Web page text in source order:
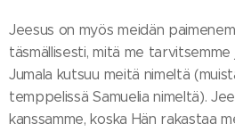
Jeesus on myös meidän
täsmällisesti, mitä me tarvitsemme
Jumala kutsuu meitä nimeltä
temppelissä Samuelia nimeltä).
kanssamme, koska Hän rakastaa